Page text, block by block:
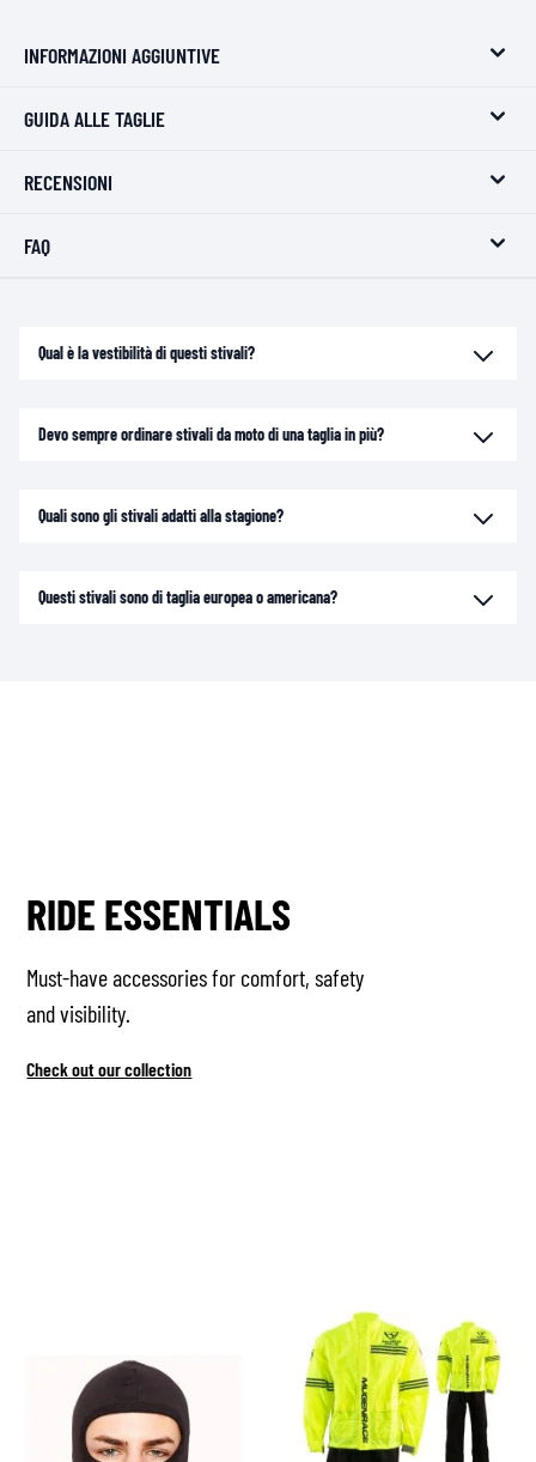
INFORMAZIONI AGGIUNTIVE
GUIDA ALLE TAGLIE
RECENSIONI
FAQ
Qual è la vestibilità di questi stivali?
Devo sempre ordinare stivali da moto di una taglia in più?
Quali sono gli stivali adatti alla stagione?
Questi stivali sono di taglia europea o americana?
RIDE ESSENTIALS
Must-have accessories for comfort, safety
and visibility.
Check out our collection